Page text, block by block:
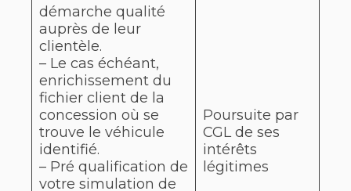
démarche qualité
auprès de leur
clientèle.
– Le cas échéant,
enrichissement du
fichier client de la
concession où se
trouve le véhicule
identifié.
– Pré qualification de
votre simulation de
Poursuite par
CGL de ses
intérêts
légitimes